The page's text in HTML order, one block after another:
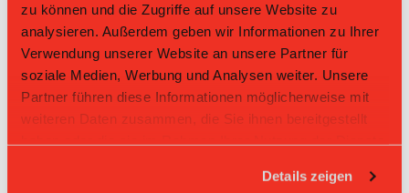
zu können und die Zugriffe auf unsere Website zu
analysieren. Außerdem geben wir Informationen zu Ihrer
Verwendung unserer Website an unsere Partner für
soziale Medien, Werbung und Analysen weiter. Unsere
Partner führen diese Informationen möglicherweise mit
weiteren Daten zusammen, die Sie ihnen bereitgestellt
Details zeigen
Tabelle Damen GF 1. Liga Gruppe 1 2025/26 per
08.08.2026
L-UPL
L-UPL
Women
HNLB DNLB andere
Rg. Team Sp TD PQ P